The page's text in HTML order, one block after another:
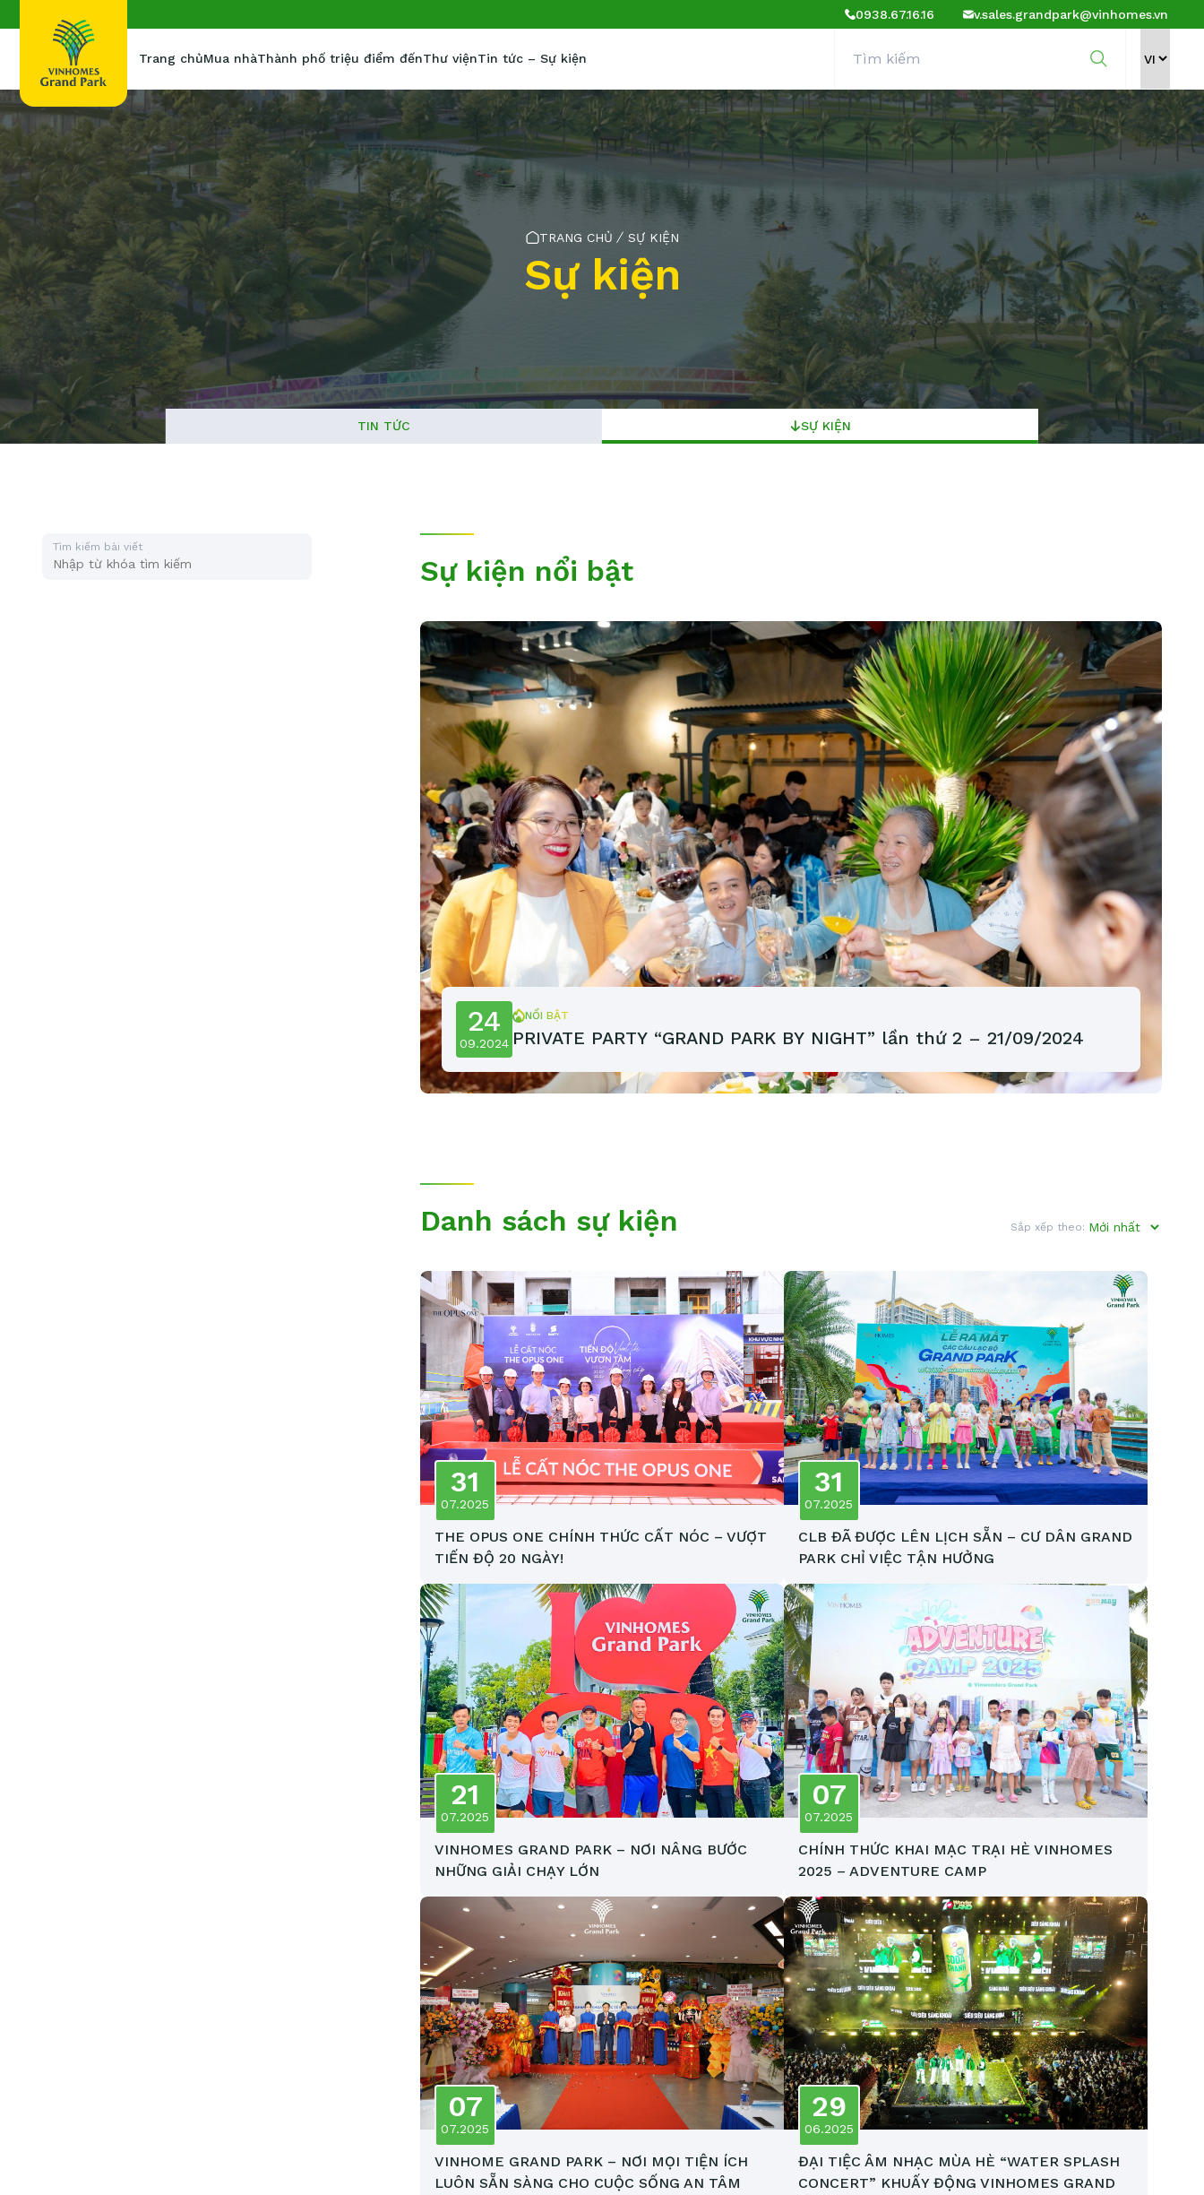
0938.67.16.16 v.sales.grandpark@vinhomes.vn
Trang chủMua nhàThành phố triệu điểm đếnThư việnTin tức – Sự kiện
TRANG CHỦ SỰ KIỆN
Sự kiện
TIN TỨC SỰ KIỆN
Tìm kiếm bài viết
Sự kiện nổi bật
24
09.2024
NỔI BẬT
PRIVATE PARTY “GRAND PARK BY NIGHT” lần thứ 2 – 21/09/2024
Danh sách sự kiện Sắp xếp theo:
31
07.2025
THE OPUS ONE CHÍNH THỨC CẤT NÓC – VƯỢT
TIẾN ĐỘ 20 NGÀY!
31
07.2025
CLB ĐÃ ĐƯỢC LÊN LỊCH SẴN – CƯ DÂN GRAND
PARK CHỈ VIỆC TẬN HƯỞNG
21
07.2025
VINHOMES GRAND PARK – NƠI NÂNG BƯỚC
NHỮNG GIẢI CHẠY LỚN
07
07.2025
CHÍNH THỨC KHAI MẠC TRẠI HÈ VINHOMES
2025 – ADVENTURE CAMP
07
07.2025
VINHOME GRAND PARK – NƠI MỌI TIỆN ÍCH
LUÔN SẴN SÀNG CHO CUỘC SỐNG AN TÂM
29
06.2025
ĐẠI TIỆC ÂM NHẠC MÙA HÈ “WATER SPLASH
CONCERT” KHUẤY ĐỘNG VINHOMES GRAND